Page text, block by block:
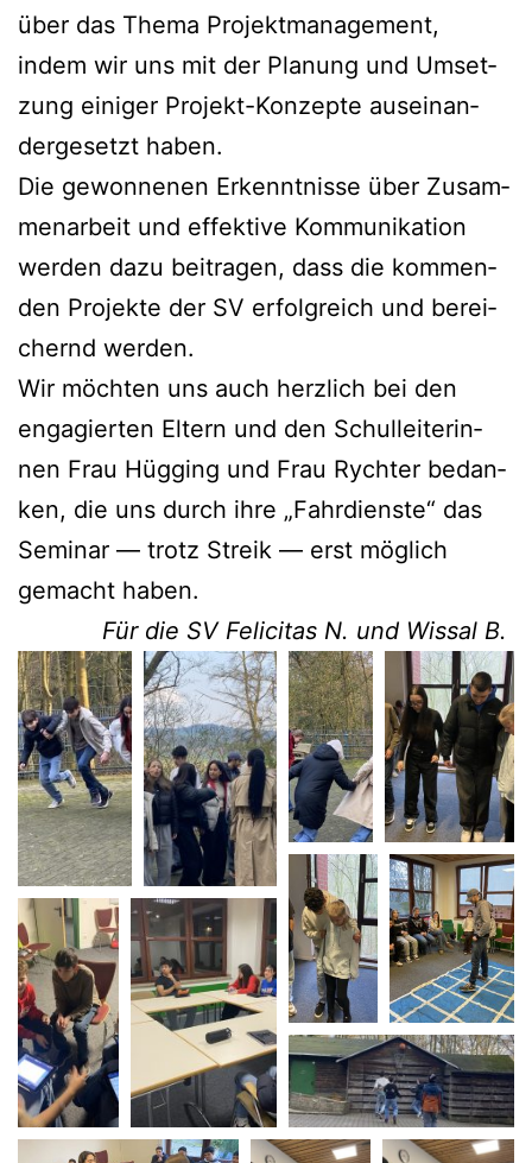
über das The­ma Pro­jekt­ma­nage­ment,
indem wir uns mit der Pla­nung und Umset­
zung eini­ger Pro­jekt-Kon­zep­te aus­ein­an­
der­ge­setzt haben.
Die gewon­ne­nen Erkennt­nis­se über Zusam­
men­ar­beit und effek­ti­ve Kom­mu­ni­ka­ti­on
wer­den dazu bei­tra­gen, dass die kom­men­
den Pro­jek­te der SV erfolg­reich und berei­
chernd werden.
Wir möch­ten uns auch herz­lich bei den
enga­gier­ten Eltern und den Schul­lei­te­rin­
nen Frau Hüg­ging und Frau Rych­ter bedan­
ken, die uns durch ihre „Fahr­diens­te“ das
Semi­nar — trotz Streik — erst mög­lich
gemacht haben.
Für die SV Feli­ci­tas N. und Wis­sal B.